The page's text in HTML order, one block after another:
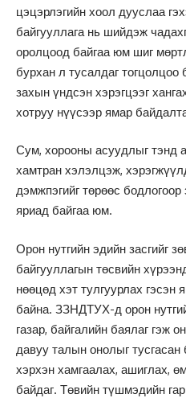
цэцэрлэгийн хоол дууслаа
байгууллага нь шийдэж
оролцоод байгаа юм шиг
бурхан л тусалдаг
захын үндсэн хэрэгцээг
хотруу нүүсээр ямар
Сум, хорооны асуудлыг тэнд
хамтран хэлэлцэж,
дэмжпэгийг төрөөс
яриад байгаа юм.
Орон нутгийн эдийн засгийг
байгууллагын төсвийн
нөөцөд хэт тулгуурлах гэсэн
байна. ЗЗНДТУХ-д орон
газар, байгалийн баялаг гэж
давуу талын онолыг тусгасан
хэрхэн хамгаалах, ашиглах,
байдаг. Төвийн түшмэдийн